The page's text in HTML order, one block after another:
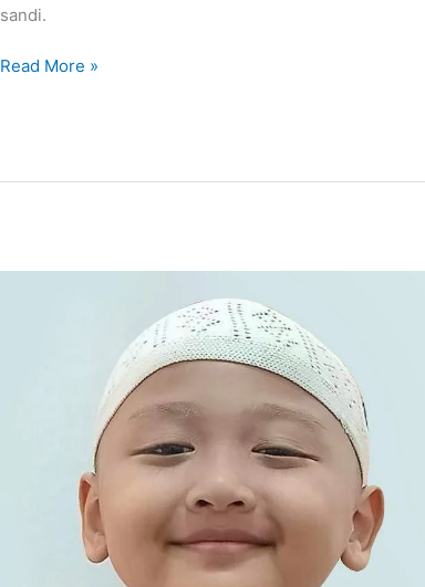
sandi.
Read More »